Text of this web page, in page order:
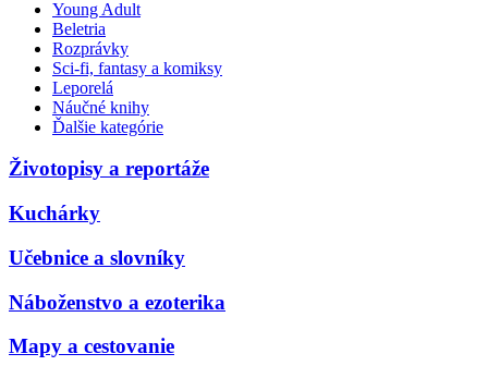
Young Adult
Beletria
Rozprávky
Sci-fi, fantasy a komiksy
Leporelá
Náučné knihy
Ďalšie kategórie
Životopisy a reportáže
Kuchárky
Učebnice a slovníky
Náboženstvo a ezoterika
Mapy a cestovanie